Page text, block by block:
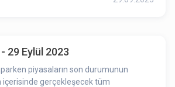
29 Eylül 2023
piyasaların son durumunun
içerisinde gerçekleşecek tüm